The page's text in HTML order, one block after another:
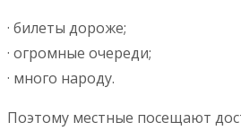
· билеты дороже;
· огромные очереди;
· много народу.
Поэтому местные посещают